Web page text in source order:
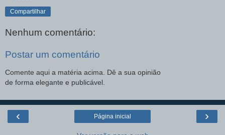
Compartilhar
Nenhum comentário:
Postar um comentário
Comente aqui a matéria acima. Dê a sua opinião
de forma elegante e publicável.
‹ ›
Página inicial